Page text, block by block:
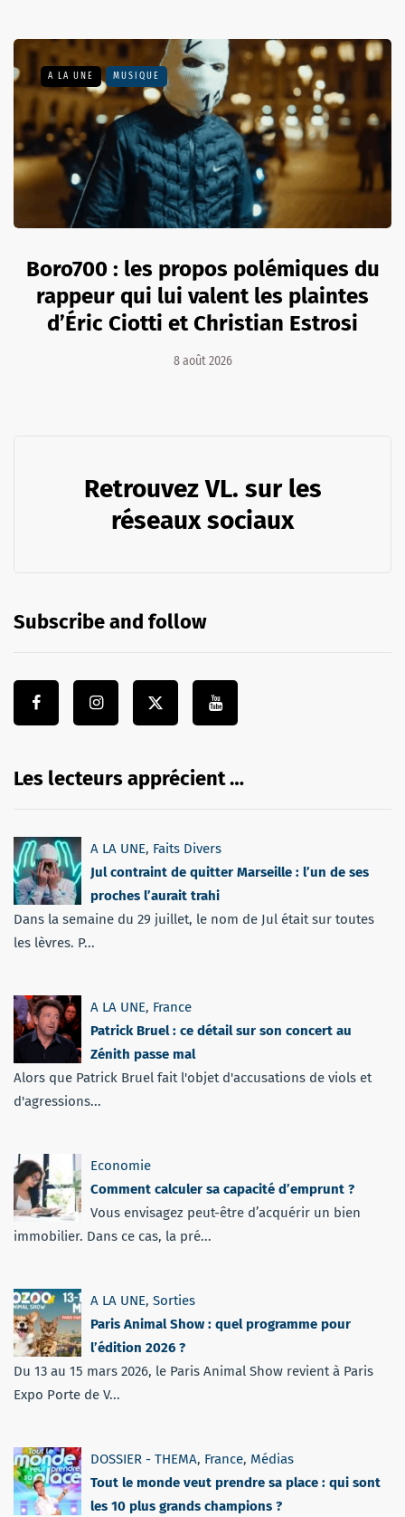
A LA UNE MUSIQUE
Boro700 : les propos polémiques du
rappeur qui lui valent les plaintes
d’Éric Ciotti et Christian Estrosi
8 août 2026
Retrouvez VL. sur les
réseaux sociaux
Subscribe and follow
Les lecteurs apprécient …
A LA UNE, Faits Divers
Jul contraint de quitter Marseille : l’un de ses
proches l’aurait trahi
Dans la semaine du 29 juillet, le nom de Jul était sur toutes
les lèvres. P...
A LA UNE, France
Patrick Bruel : ce détail sur son concert au
Zénith passe mal
Alors que Patrick Bruel fait l'objet d'accusations de viols et
d'agressions...
Economie
Comment calculer sa capacité d’emprunt ?
Vous envisagez peut-être d’acquérir un bien
immobilier. Dans ce cas, la pré...
A LA UNE, Sorties
Paris Animal Show : quel programme pour
l’édition 2026 ?
Du 13 au 15 mars 2026, le Paris Animal Show revient à Paris
Expo Porte de V...
DOSSIER - THEMA, France, Médias
Tout le monde veut prendre sa place : qui sont
les 10 plus grands champions ?